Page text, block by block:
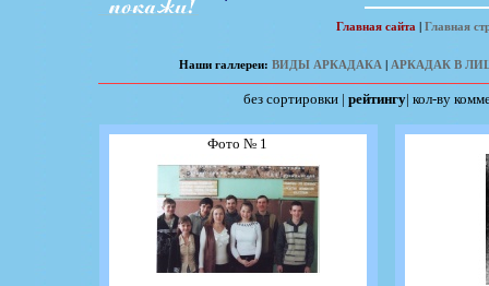
Главная сайта | Главная
Наши галлереи: ВИДЫ АРКАДАКА | АРКАДАК В
без сортировки | рейтингу| кол-ву
Фото № 1